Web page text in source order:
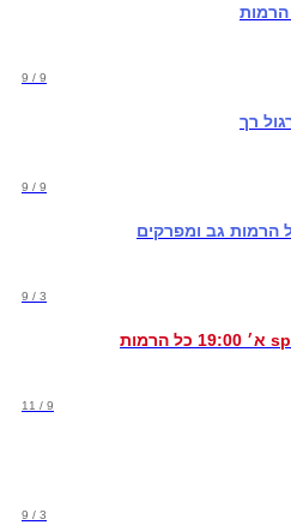
9 / 9
9 / 9
3 / 9
9 / 11
3 / 9